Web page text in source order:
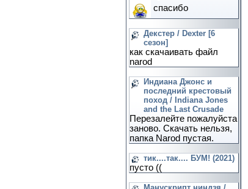
спасибо
Декстер / Dexter [6
сезон]
как скачаивать файл
narod
Индиана Джонс и
последний крестовый
поход / Indiana Jones
and the Last Crusade
Перезалейте пожалуйста
заново. Скачать нельзя,
папка Narod пустая.
тик....так.... БУМ! (2021)
пусто ((